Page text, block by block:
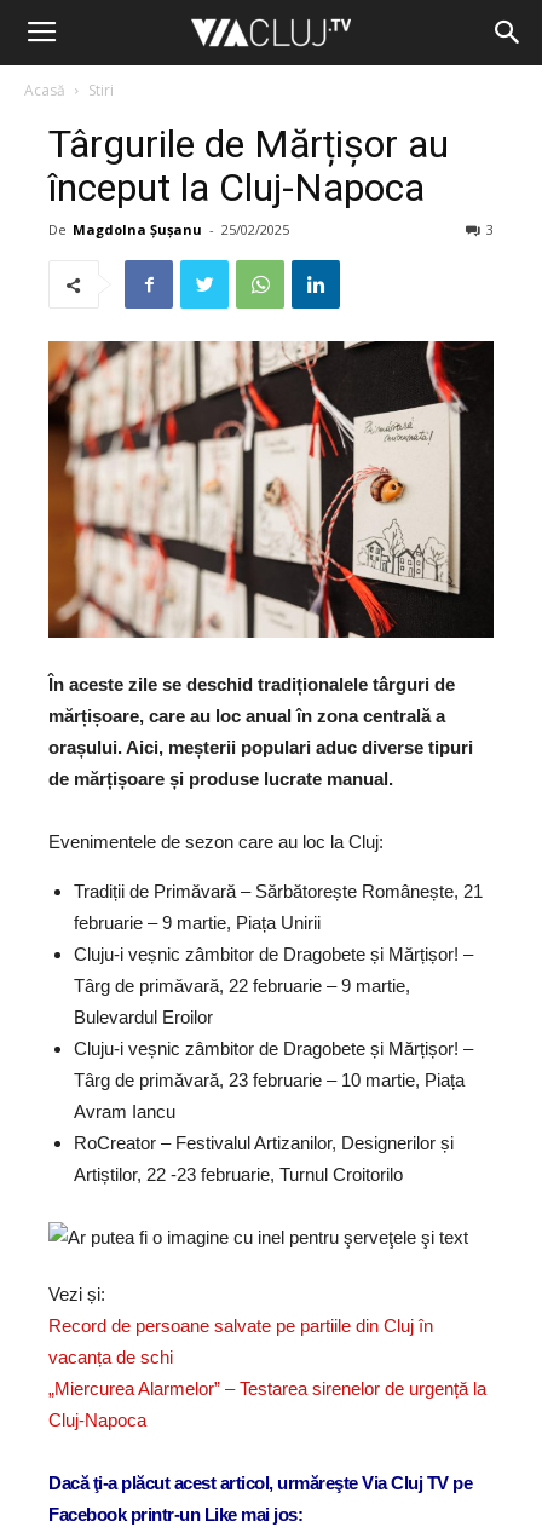
Acasă Stiri
Târgurile de Mărțișor au
început la Cluj-Napoca
De Magdolna Șușanu - 25/02/2025 3
În aceste zile se deschid tradiționalele târguri de
mărțișoare, care au loc anual în zona centrală a
orașului. Aici, meșterii populari aduc diverse tipuri
de mărțișoare și produse lucrate manual.
Evenimentele de sezon care au loc la Cluj:
Tradiții de Primăvară – Sărbătorește Românește, 21
februarie – 9 martie, Piața Unirii
Cluju-i veșnic zâmbitor de Dragobete și Mărțișor! –
Târg de primăvară, 22 februarie – 9 martie,
Bulevardul Eroilor
Cluju-i veșnic zâmbitor de Dragobete și Mărțișor! –
Târg de primăvară, 23 februarie – 10 martie, Piața
Avram Iancu
RoCreator – Festivalul Artizanilor, Designerilor și
Artiștilor, 22 -23 februarie, Turnul Croitorilo
Vezi și:
Record de persoane salvate pe partiile din Cluj în
vacanța de schi
„Miercurea Alarmelor” – Testarea sirenelor de urgență la
Cluj-Napoca
Dacă ţi-a plăcut acest articol, urmăreşte Via Cluj TV pe
Facebook printr-un Like mai jos: